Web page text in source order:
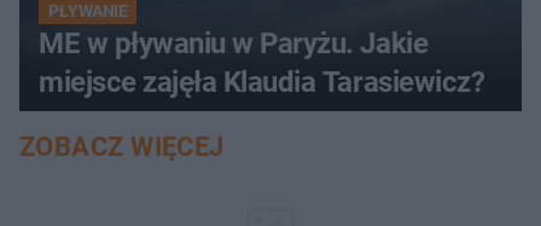
PŁYWANIE
ME w pływaniu w Paryżu. Jakie
miejsce zajęła Klaudia Tarasiewicz?
ZOBACZ WIĘCEJ